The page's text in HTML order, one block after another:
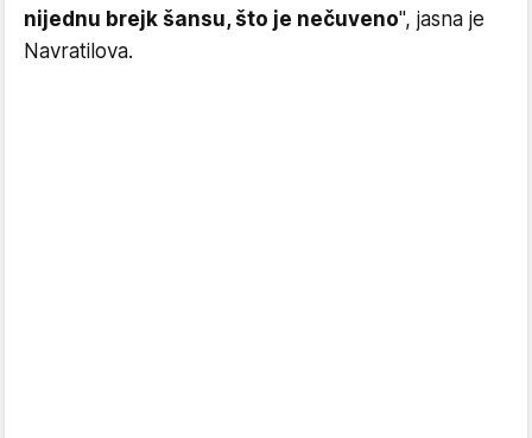
nijednu brejk šansu, što je nečuveno", jasna je
Navratilova.